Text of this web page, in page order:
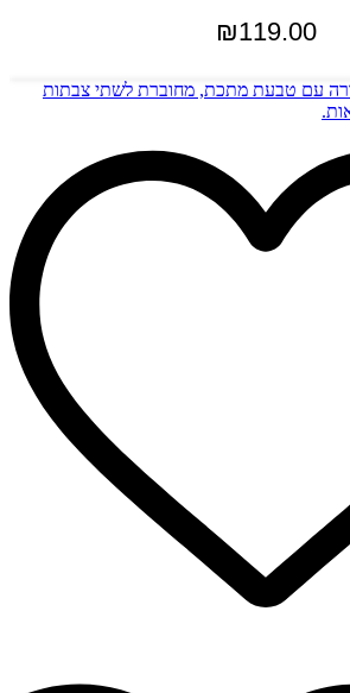
₪119.00